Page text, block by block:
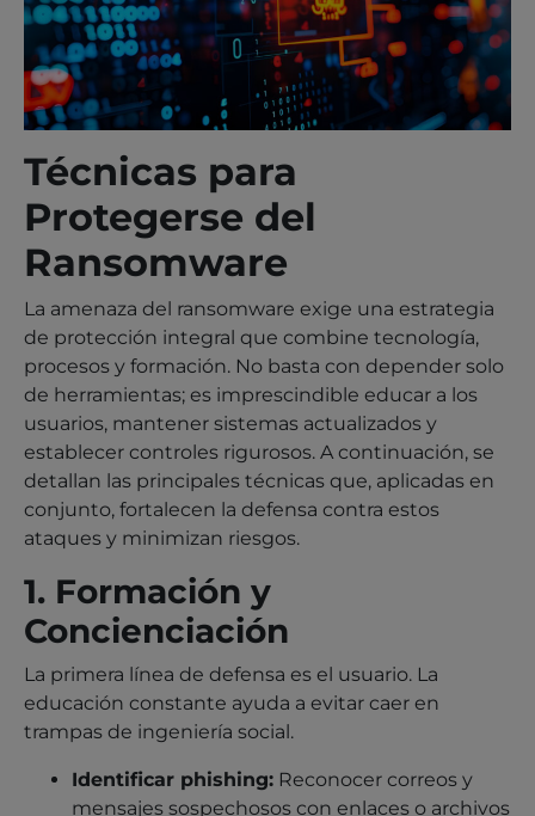
Técnicas para
Protegerse del
Ransomware
La amenaza del ransomware exige una estrategia
de protección integral que combine tecnología,
procesos y formación. No basta con depender solo
de herramientas; es imprescindible educar a los
usuarios, mantener sistemas actualizados y
establecer controles rigurosos. A continuación, se
detallan las principales técnicas que, aplicadas en
conjunto, fortalecen la defensa contra estos
ataques y minimizan riesgos.
1. Formación y
Concienciación
La primera línea de defensa es el usuario. La
educación constante ayuda a evitar caer en
trampas de ingeniería social.
Identificar phishing: Reconocer correos y
mensajes sospechosos con enlaces o archivos